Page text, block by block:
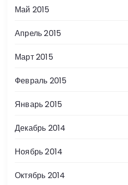
Май 2015
Апрель 2015
Март 2015
Февраль 2015
Январь 2015
Декабрь 2014
Ноябрь 2014
Октябрь 2014